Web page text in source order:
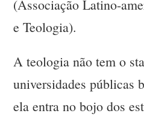
(Associação Latino-
e Teologia).
A teologia não tem o
universidades públicas
ela entra no bojo dos